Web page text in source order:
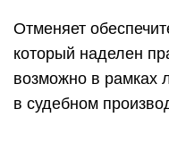
Отменяет
который наделен
возможно в рамках
в судебном